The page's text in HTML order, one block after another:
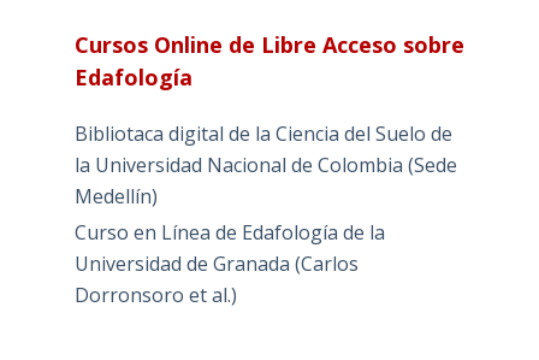
Cursos Online de Libre Acceso sobre
Edafología
Bibliotaca digital de la Ciencia del Suelo de
la Universidad Nacional de Colombia (Sede
Medellín)
Curso en Línea de Edafología de la
Universidad de Granada (Carlos
Dorronsoro et al.)